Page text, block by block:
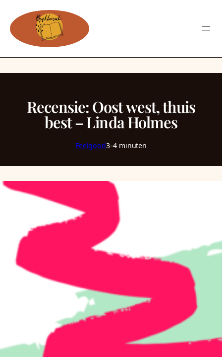
Recensie: Oost west, thuis
best – Linda Holmes
Feelgood3–4 minuten